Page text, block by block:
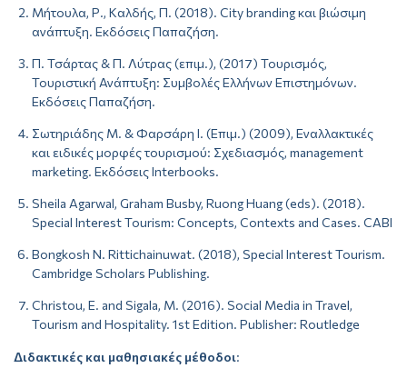
Μήτουλα, Ρ., Καλδής, Π. (2018). City branding και βιώσιμη
ανάπτυξη. Εκδόσεις Παπαζήση.
Π. Τσάρτας & Π. Λύτρας (επιμ.), (2017) Τουρισμός,
Τουριστική Ανάπτυξη: Συμβολές Ελλήνων Επιστημόνων.
Εκδόσεις Παπαζήση.
Σωτηριάδης Μ. & Φαρσάρη Ι. (Επιμ.) (2009), Εναλλακτικές
και ειδικές μορφές τουρισμού: Σχεδιασμός, management
marketing. Εκδόσεις Interbooks.
Sheila Agarwal, Graham Busby, Ruong Huang (eds). (2018).
Special Interest Tourism: Concepts, Contexts and Cases. CABI
Bongkosh N. Rittichainuwat. (2018), Special Interest Tourism.
Cambridge Scholars Publishing.
Christou, E. and Sigala, M. (2016). Social Media in Travel,
Tourism and Hospitality. 1st Edition. Publisher: Routledge
Διδακτικές και μαθησιακές μέθοδοι: